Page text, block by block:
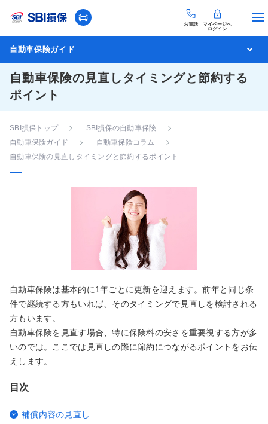
お電話
マイページへ
ログイン
自動車保険ガイド
自動車保険の見直しタイミングと節約する
ポイント
SBI損保トップ
SBI損保の自動車保険
自動車保険ガイド
自動車保険コラム
自動車保険の見直しタイミングと節約するポイント
自動車保険は基本的に1年ごとに更新を迎えます。前年と同じ条
件で継続する方もいれば、そのタイミングで見直しを検討される
方もいます。
自動車保険を見直す場合、特に保険料の安さを重要視する方が多
いのでは。ここでは見直しの際に節約につながるポイントをお伝
えします。
目次
補償内容の見直し